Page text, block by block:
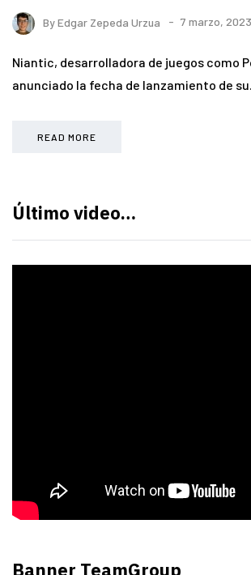
ByEdgar Zepeda Urzua 7 marzo, 2023
Niantic, desarrolladora de juegos como
anunciado la fecha de lanzamiento de
READ MORE
Último video…
Banner TeamGroup